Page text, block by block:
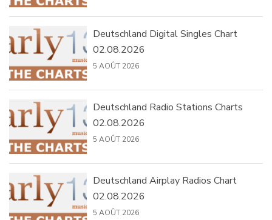
Deutschland Digital Singles Chart
02.08.2026
5 AOÛT 2026
Deutschland Radio Stations Charts
02.08.2026
5 AOÛT 2026
Deutschland Airplay Radios Chart
02.08.2026
5 AOÛT 2026